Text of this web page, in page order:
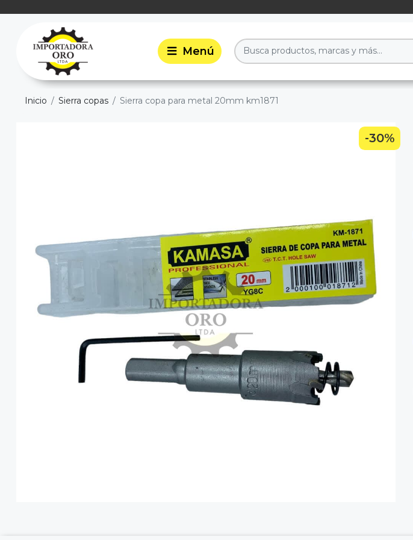
Inicio Sierra copas Sierra copa para metal 20mm km1871
-30%